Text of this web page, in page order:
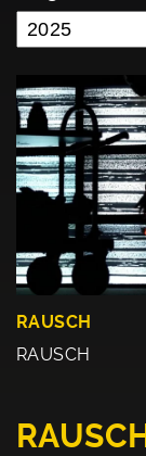
RAUSCH
RAUSCH